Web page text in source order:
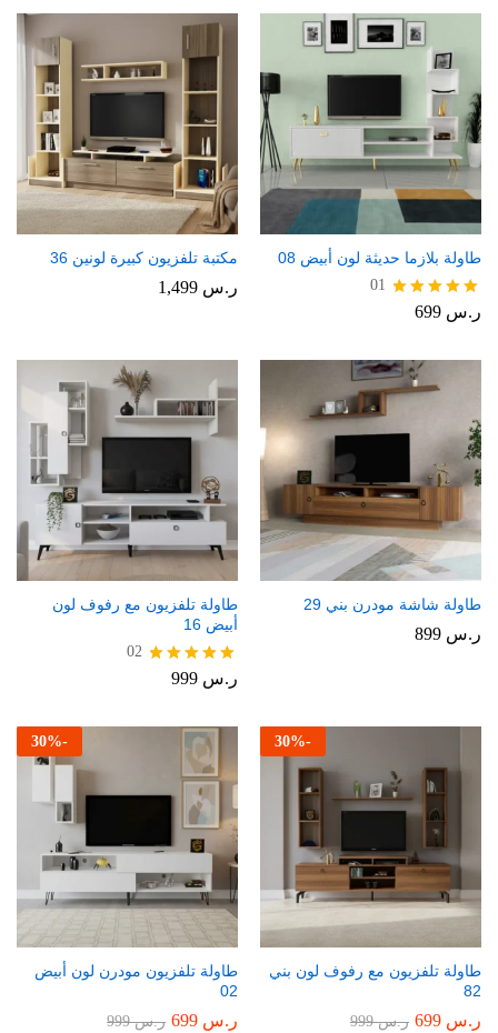
طاولة بلازما حديثة لون أبيض 08
تم التقييم
01
ر.س
مكتبة تلفزيون كبيرة لونين 36
ر.س
طاولة شاشة مودرن بني 29
ر.س
طاولة تلفزيون مع رفوف لون
أبيض 16
تم التقييم
02
ر.س
-
30%
طاولة تلفزيون مع رفوف لون بني
82
ر.س ر.س999
-
30%
طاولة تلفزيون مودرن لون أبيض
02
ر.س ر.س999